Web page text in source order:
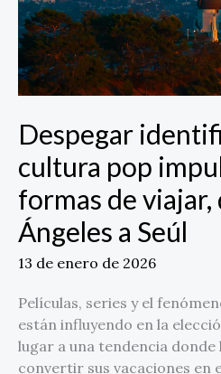
Despegar
cultura pop
formas de viajar,
Ángeles a Seúl
13 de enero de 2026
Películas, series y el
están influyendo en la
lugar a una tendencia donde
convertir sus vacaciones en
nuevas
formas
de
viajar,
de
Los
Ángeles
a
Seúl